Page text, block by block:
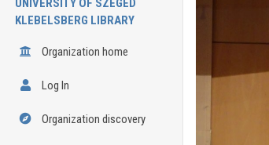
UNIVERSITY OF SZEGED
KLEBELSBERG LIBRARY
Organization home
Log In
Organization discovery